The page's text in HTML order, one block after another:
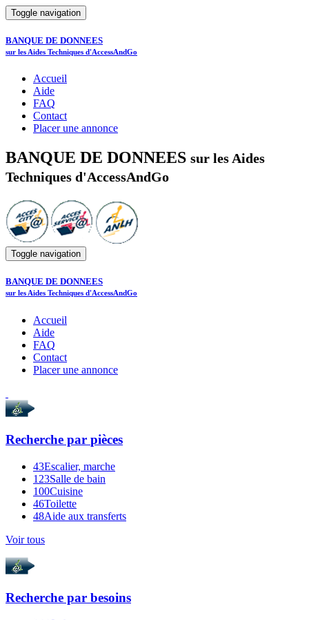
Toggle navigation
BANQUE DE DONNEES
sur les Aides Techniques d'AccessAndGo
Accueil
Aide
FAQ
Contact
Placer une annonce
BANQUE DE DONNEES sur les Aides
Techniques d'AccessAndGo
Toggle navigation
BANQUE DE DONNEES
sur les Aides Techniques d'AccessAndGo
Accueil
Aide
FAQ
Contact
Placer une annonce
Recherche par pièces
43Escalier, marche
123Salle de bain
100Cuisine
46Toilette
48Aide aux transferts
Voir tous
Recherche par besoins